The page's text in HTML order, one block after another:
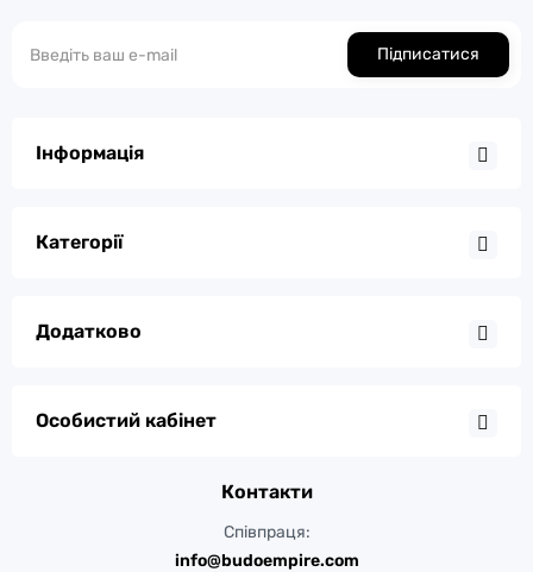
Підписатися
Інформація
Категорії
Додатково
Особистий кабінет
Контакти
Співпраця:
info@budoempire.com